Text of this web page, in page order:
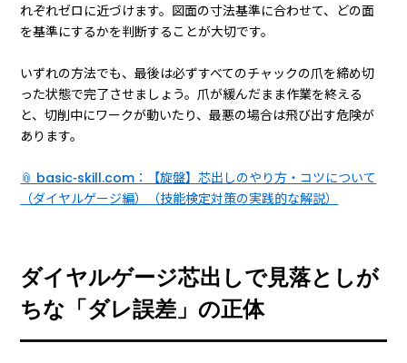
れぞれゼロに近づけます。図面の寸法基準に合わせて、どの面
を基準にするかを判断することが大切です。
いずれの方法でも、最後は必ずすべてのチャックの爪を締め切
った状態で完了させましょう。爪が緩んだまま作業を終える
と、切削中にワークが動いたり、最悪の場合は飛び出す危険が
あります。
📎 basic-skill.com：【旋盤】芯出しのやり方・コツについて
（ダイヤルゲージ編）（技能検定対策の実践的な解説）
ダイヤルゲージ芯出しで見落としが
ちな「ダレ誤差」の正体